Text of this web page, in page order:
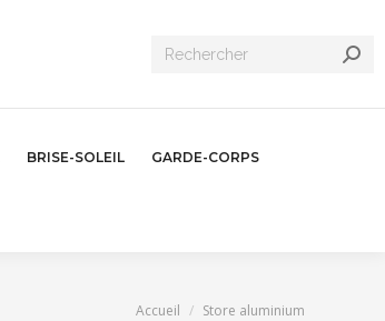
Recherche
BRISE-SOLEIL GARDE-CORPS
Vous êtes ici :Accueil
Store aluminium